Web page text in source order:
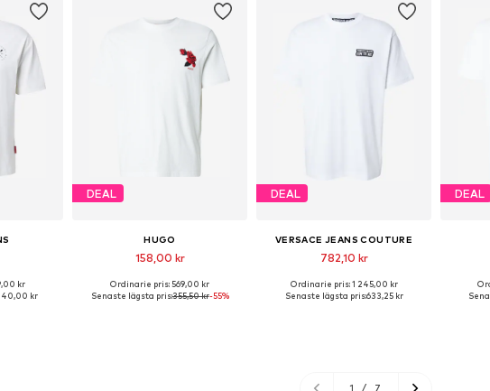
kr
kr
DEAL
HUGO
158,00 kr
Tillgängliga storlekar: L, XL, XXL
Ordinarie pris: 569,00 kr
Senaste lägsta pris:355,50 kr-55%
DEAL
VERSACE JEANS COUTURE
782,10 kr
Tillgängliga storlekar: L, XL, XXL
Ordinarie pris: 1 245,00 kr
Senaste lägsta pris:633,25 kr
DEAL
1 / 7